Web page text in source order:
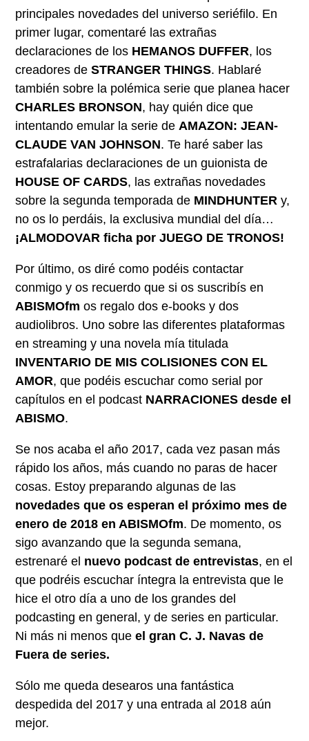
principales novedades del universo seriéfilo. En
primer lugar, comentaré las extrañas
declaraciones de los HEMANOS DUFFER, los
creadores deSTRANGER THINGS. Hablaré
también sobre la polémica serie que planea hacer
CHARLES BRONSON, hay quién dice que
intentando emular la serie de AMAZON: JEAN-
CLAUDE VAN JOHNSON. Te haré saber las
estrafalarias declaraciones de un guionista de
HOUSE OF CARDS, las extrañas novedades
sobre la segunda temporada de MINDHUNTER y,
no os lo perdáis, la exclusiva mundial del día…
¡ALMODOVAR ficha por JUEGO DE TRONOS!
Por último, os diré como podéis contactar
conmigo y os recuerdo que si os suscribís en
ABISMOfm os regalo dos e-books y dos
audiolibros. Uno sobre las diferentes plataformas
en streaming y una novela mía titulada
INVENTARIO DE MIS COLISIONES CON EL
AMOR, que podéis escuchar como serial por
capítulos en el podcast NARRACIONES desde el
ABISMO.
Se nos acaba el año 2017, cada vez pasan más
rápido los años, más cuando no paras de hacer
cosas. Estoy preparando algunas de las
novedades que os esperan el próximo mes de
enero de 2018 en ABISMOfm. De momento, os
sigo avanzando que la segunda semana,
estrenaré el nuevo podcast de entrevistas, en el
que podréis escuchar íntegra la entrevista que le
hice el otro día a uno de los grandes del
podcasting en general, y de series en particular.
Ni más ni menos queel gran C. J. Navas de
Fuera de series.
Sólo me queda desearos una fantástica
despedida del 2017 y una entrada al 2018 aún
mejor.